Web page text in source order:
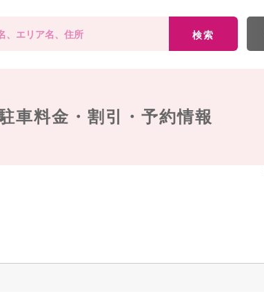
検索
車料金・割引・予約情報